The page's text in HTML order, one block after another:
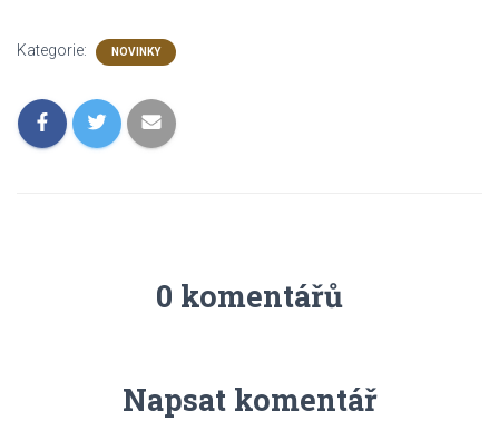
Kategorie: NOVINKY
0 komentářů
Napsat komentář